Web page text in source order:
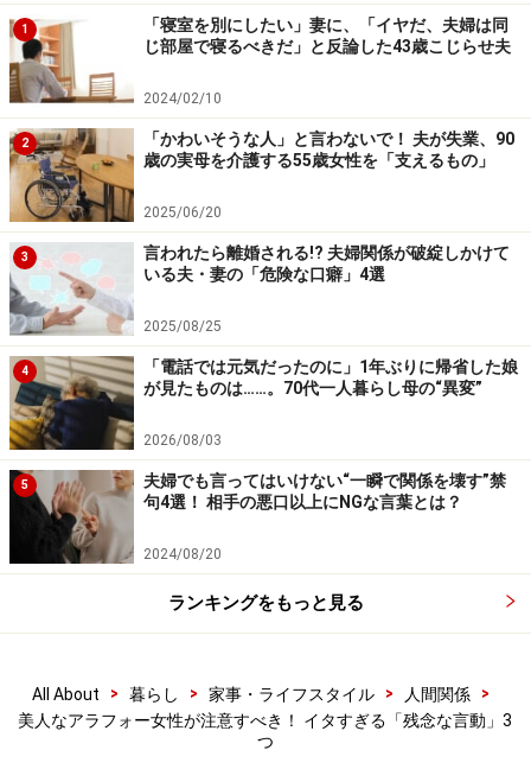
欲求からは卒業できているものだからです。
自分らしく自然体でありながら、そんな自分をきちんと
受け止められるようになったとき、人は他の人に認めら
れようとすることを、わざわざしなくなります。大人に
なったのであれば、もっと自分自身のことを認めて愛せ
るようになることは大切なことなんですよね。
つまり、ある程度の大人になっても、自分を愛せず、人
から認められて安心しようとしているところに、人は子
供っぽさを感じてしまうものなのです。
大人の女性の美しさは、奥深い
大人の女性の美しさは、単に上っ面のものだけではな
く、心を磨くことで出てくるものです。それが、顔の表
情や雰囲気、佇まい、言動にも出てくるのです。
ただ、そういう奥深い魅力というのは、不特定多数の人
人もいます。でも、そんなことは問題ありません。自分
自身がそんな“魅力ある自分”をきちんと認めることがで
1
「寝室を別にしたい」妻に、「イヤだ、夫婦は同
じ部屋で寝るべきだ」と反論した43歳こじらせ夫
2024/02/10
2
「かわいそうな人」と言わないで！ 夫が失業、90
歳の実母を介護する55歳女性を「支えるもの」
2025/06/20
3
言われたら離婚される!? 夫婦関係が破綻しかけて
いる夫・妻の「危険な口癖」4選
2025/08/25
4
「電話では元気だったのに」1年ぶりに帰省した娘
が見たものは……。70代一人暮らし母の“異変”
2026/08/03
5
夫婦でも言ってはいけない“一瞬で関係を壊す”禁
句4選！ 相手の悪口以上にNGな言葉とは？
2024/08/20
ランキングをもっと見る
All About > 暮らし > 家事・ライフスタイル > 人間関係
>
美人なアラフォー女性が注意すべき！ イタすぎる「残念な言動」3
つ